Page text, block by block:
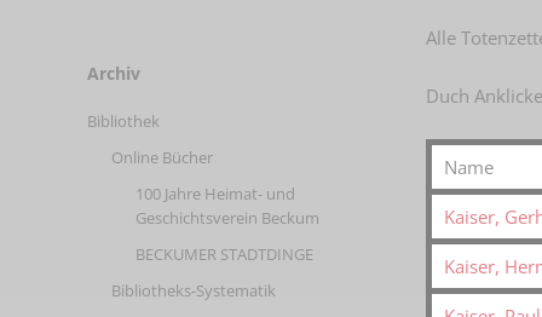
Vereinsgeschichte
Vorsitzende
Newsletter
Mineralien & Fossilien
Alle
Duch
Name
Kaiser,
Kaiser,
Navigation
Archiv
Bibliothek
Online Bücher
100 Jahre Heimat- und
Geschichtsverein Beckum
BECKUMER STADTDINGE
Bibliotheks-Systematik